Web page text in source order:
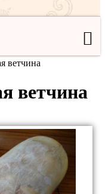
ветчина
ветчина